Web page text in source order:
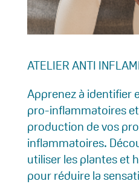
ATELIER ANTI
Apprenez à identifier
pro-inflammatoires
production de vos
inflammatoires.
utiliser les plantes et
pour réduire la